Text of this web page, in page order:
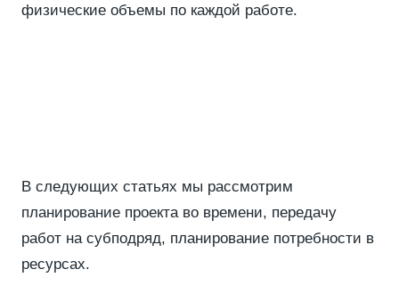
физические объемы по каждой работе.
В следующих статьях мы рассмотрим
планирование проекта во времени, передачу
работ на субподряд, планирование потребности в
ресурсах.